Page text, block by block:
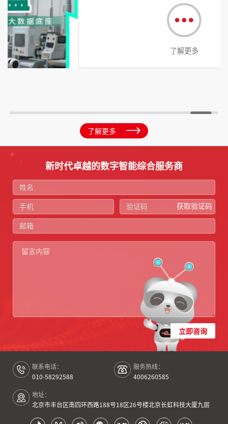
了解更多
新时代卓越的数字智能综合服务商
获取验证码
立即咨询
联系电话：
010-58292588
服务热线：
4006260585
地址：
北京市丰台区南四环西路188号18区26号楼北京长虹科技大厦九层